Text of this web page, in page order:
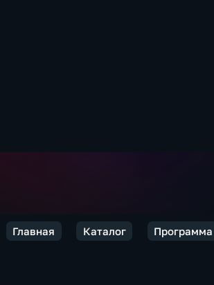
Главная Каталог Программа